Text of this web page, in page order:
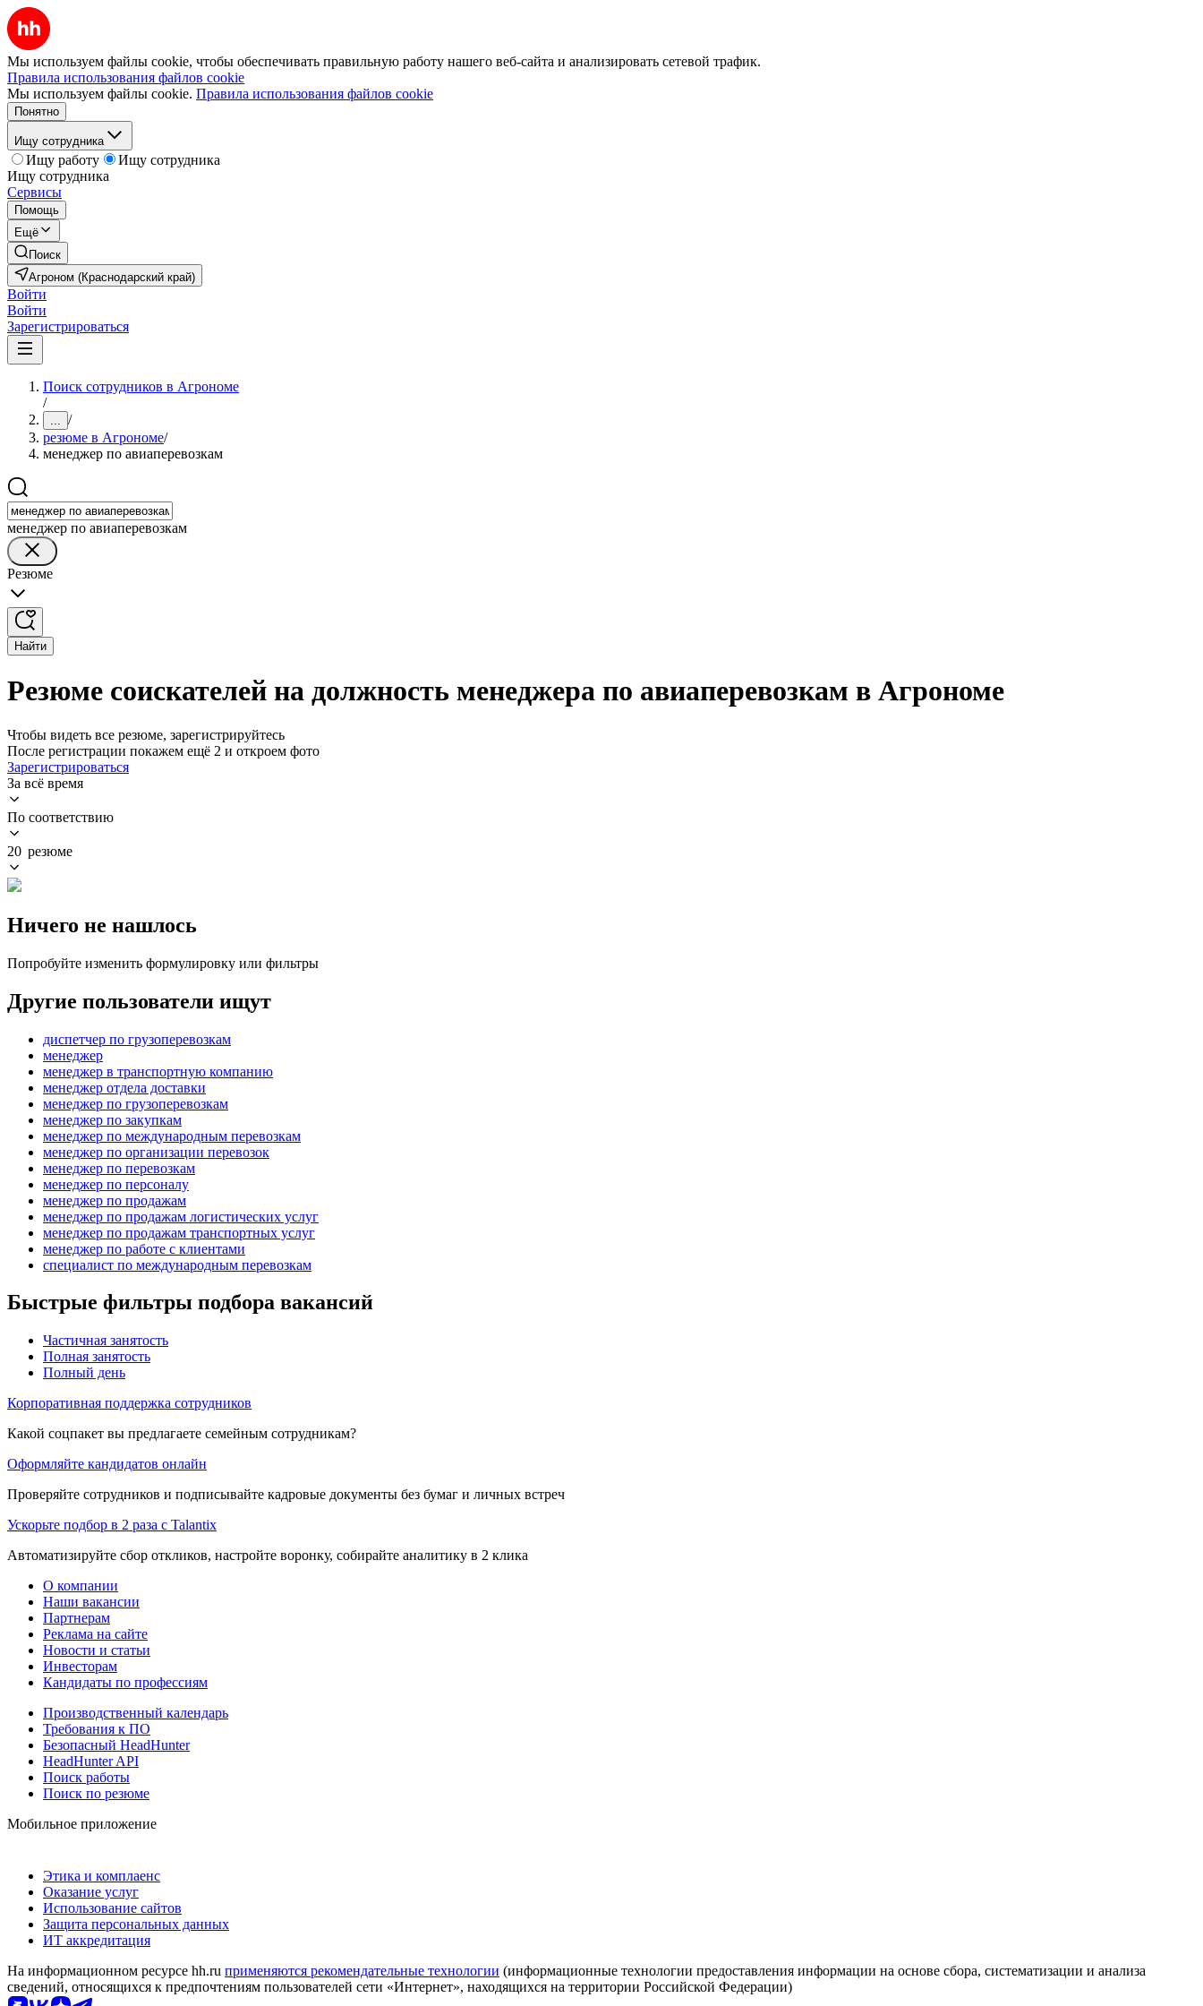
Мы используем файлы cookie, чтобы обеспечивать правильную работу нашего веб-сайта и анализировать сетевой трафик.
Правила использования файлов cookie
Мы используем файлы cookie. Правила использования файлов cookie
Понятно
Ищу сотрудника
Ищу работу
Ищу сотрудника
Ищу сотрудника
Сервисы
Помощь
Ещё
Поиск
Агроном (Краснодарский край)
Войти
Войти
Зарегистрироваться
Поиск сотрудников в Агрономе
/
... /
резюме в Агрономе/
менеджер по авиаперевозкам
менеджер по авиаперевозкам
Резюме
Найти
Резюме соискателей на должность менеджера по авиаперевозкам в Агрономе
Чтобы видеть все резюме, зарегистрируйтесь
После регистрации покажем ещё 2 и откроем фото
Зарегистрироваться
За всё время
По соответствию
20 резюме
Ничего не нашлось
Попробуйте изменить формулировку или фильтры
Другие пользователи ищут
диспетчер по грузоперевозкам
менеджер
менеджер в транспортную компанию
менеджер отдела доставки
менеджер по грузоперевозкам
менеджер по закупкам
менеджер по международным перевозкам
менеджер по организации перевозок
менеджер по перевозкам
менеджер по персоналу
менеджер по продажам
менеджер по продажам логистических услуг
менеджер по продажам транспортных услуг
менеджер по работе с клиентами
специалист по международным перевозкам
Быстрые фильтры подбора вакансий
Частичная занятость
Полная занятость
Полный день
Корпоративная поддержка сотрудников
Какой соцпакет вы предлагаете семейным сотрудникам?
Оформляйте кандидатов онлайн
Проверяйте сотрудников и подписывайте кадровые документы без бумаг и личных встреч
Ускорьте подбор в 2 раза с Talantix
Автоматизируйте сбор откликов, настройте воронку, собирайте аналитику в 2 клика
О компании
Наши вакансии
Партнерам
Реклама на сайте
Новости и статьи
Инвесторам
Кандидаты по профессиям
Производственный календарь
Требования к ПО
Безопасный HeadHunter
HeadHunter API
Поиск работы
Поиск по резюме
Мобильное приложение
Этика и комплаенс
Оказание услуг
Использование сайтов
Защита персональных данных
ИТ аккредитация
На информационном ресурсе hh.ru применяются рекомендательные технологии (информационные технологии предоставления информации на основе сбора, систематизации и анализа
сведений, относящихся к предпочтениям пользователей сети «Интернет», находящихся на территории Российской Федерации)